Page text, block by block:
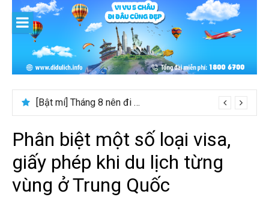
content
[Bật mí] Tháng 8 nên đi nước nào đẹp? Gợi ý 5+ tọa độ hot 2026
Phân biệt một số loại visa,
giấy phép khi du lịch từng
vùng ở Trung Quốc